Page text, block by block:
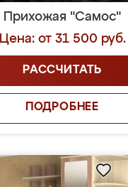
Прихожая "Самос"
Цена: от 31 500 руб.
РАССЧИТАТЬ
ПОДРОБНЕЕ